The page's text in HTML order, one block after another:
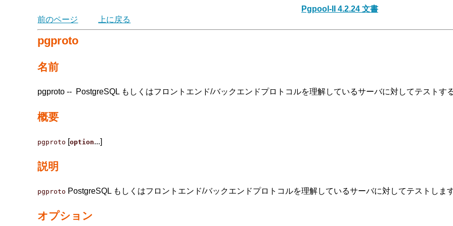
Pgpool-II 4.2.24 文書
前のページ
上に戻る
pgproto
名前
pgproto -- PostgreSQL もしくはフロントエンド/バックエンドプロトコルを理解しているサーバに対してテストす
概要
pgproto [option...]
説明
pgproto PostgreSQL もしくはフロントエンド/バックエンドプロトコルを理解しているサーバに対してテストしま
オプション